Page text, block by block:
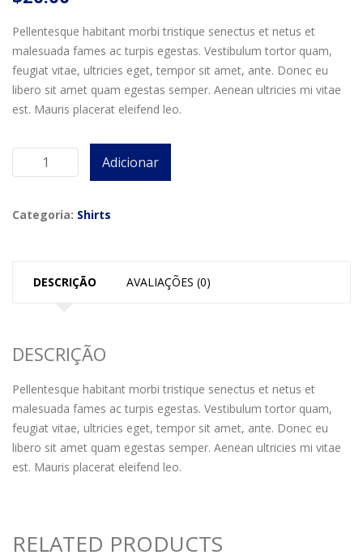
Pellentesque habitant morbi tristique senectus et netus et
malesuada fames ac turpis egestas. Vestibulum tortor quam,
feugiat vitae, ultricies eget, tempor sit amet, ante. Donec eu
libero sit amet quam egestas semper. Aenean ultricies mi vitae
est. Mauris placerat eleifend leo.
Adicionar
Categoria: Shirts
DESCRIÇÃO AVALIAÇÕES (0)
DESCRIÇÃO
Pellentesque habitant morbi tristique senectus et netus et
malesuada fames ac turpis egestas. Vestibulum tortor quam,
feugiat vitae, ultricies eget, tempor sit amet, ante. Donec eu
libero sit amet quam egestas semper. Aenean ultricies mi vitae
est. Mauris placerat eleifend leo.
RELATED PRODUCTS